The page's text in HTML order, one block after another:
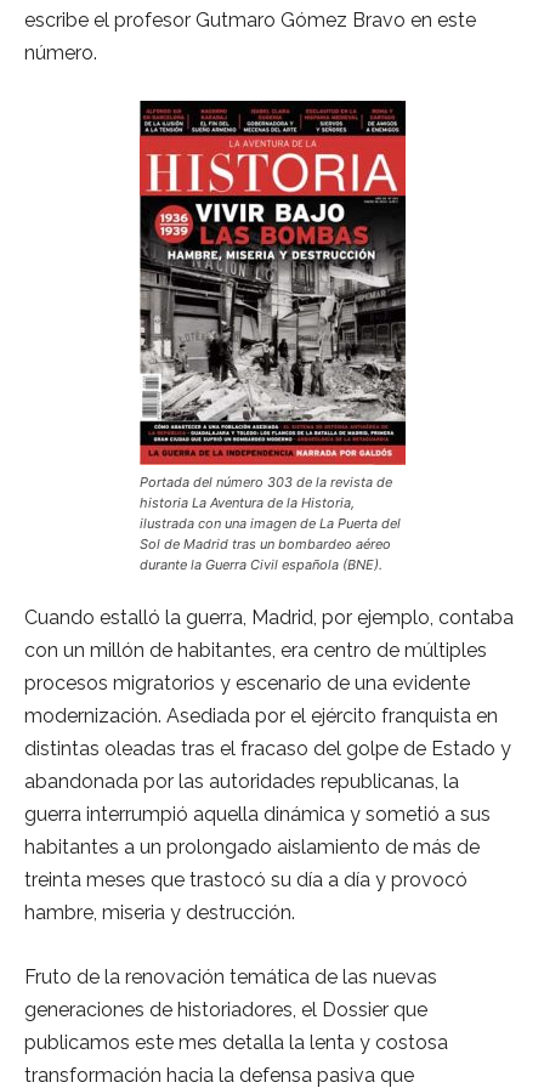
escribe el profesor Gutmaro Gómez Bravo en este
número.
Portada del número 303 de la revista de
historia La Aventura de la Historia,
ilustrada con una imagen de La Puerta del
Sol de Madrid tras un bombardeo aéreo
durante la Guerra Civil española (BNE).
Cuando estalló la guerra, Madrid, por ejemplo, contaba
con un millón de habitantes, era centro de múltiples
procesos migratorios y escenario de una evidente
modernización. Asediada por el ejército franquista en
distintas oleadas tras el fracaso del golpe de Estado y
abandonada por las autoridades republicanas, la
guerra interrumpió aquella dinámica y sometió a sus
habitantes a un prolongado aislamiento de más de
treinta meses que trastocó su día a día y provocó
hambre, miseria y destrucción.
Fruto de la renovación temática de las nuevas
generaciones de historiadores, el Dossier que
publicamos este mes detalla la lenta y costosa
transformación hacia la defensa pasiva que